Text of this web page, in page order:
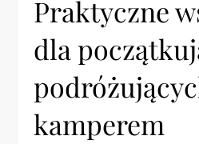
Praktyczne
dla
kamperem